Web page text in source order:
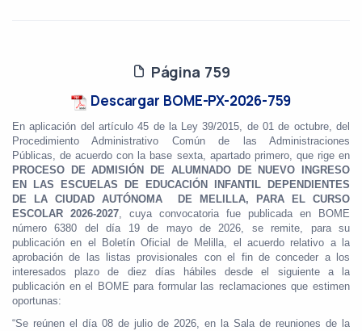
Página 759
Descargar BOME-PX-2026-759
En aplicación del artículo 45 de la Ley 39/2015, de 01 de octubre, del
Procedimiento Administrativo Común de las Administraciones
Públicas, de acuerdo con la base sexta, apartado primero, que rige en
PROCESO DE ADMISIÓN DE ALUMNADO DE NUEVO INGRESO
EN LAS ESCUELAS DE EDUCACIÓN INFANTIL DEPENDIENTES
DE LA CIUDAD AUTÓNOMA DE MELILLA, PARA EL CURSO
ESCOLAR 2026-2027, cuya convocatoria fue publicada en BOME
número 6380 del día 19 de mayo de 2026, se remite, para su
publicación en el Boletín Oficial de Melilla, el acuerdo relativo a la
aprobación de las listas provisionales con el fin de conceder a los
interesados plazo de diez días hábiles desde el siguiente a la
publicación en el BOME para formular las reclamaciones que estimen
oportunas:
“Se reúnen el día 08 de julio de 2026, en la Sala de reuniones de la